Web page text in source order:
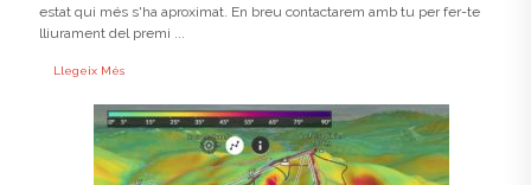
estat qui més s'ha aproximat. En breu contactarem amb tu per fer-te
lliurament del premi ...
Llegeix Més